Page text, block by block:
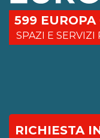
599 EUROPA
SPAZI E SERVIZI
RICHIESTA